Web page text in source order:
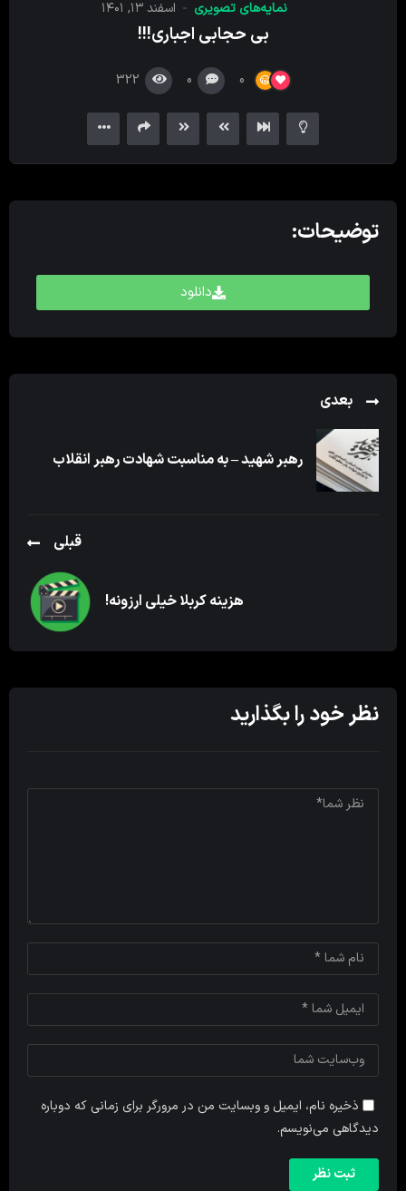
نمایه‌های تصویری اسفند ۱۳, ۱۴۰۱
بی‌ حجابی اجباری!!!
0
0
322
توضیحات:
دانلود
بعدی
رهبر شهید – به مناسبت شهادت رهبر انقلاب
قبلی
هزینه کربلا خیلی ارزونه!
نظر خود را بگذارید
ذخیره نام، ایمیل و وبسایت من در مرورگر برای زمانی که دوباره
دیدگاهی می‌نویسم.